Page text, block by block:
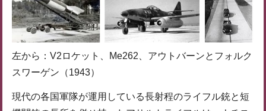
左から：V2ロケット、Me262、アウトバーンとフォルク
スワーゲン（1943）
現代の各国軍隊が運用している長射程のライフル銃と短